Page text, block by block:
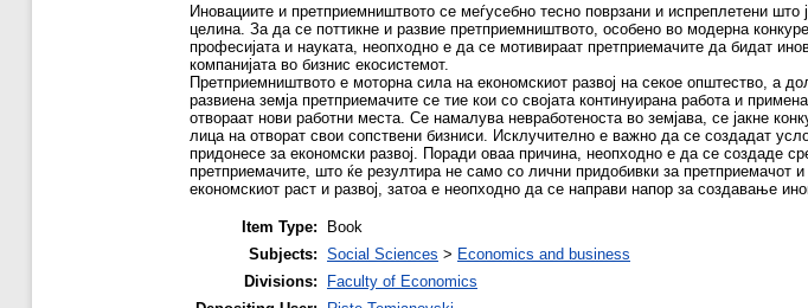
Иновациите и претприемништвото се меѓусебно тесно поврзани и испреплетени што
целина. За да се поттикне и развие претприемништвото, особено во модерна
професијата и науката, неопходно е да се мотивираат претприемачите да бидат
компанијата во бизнис екосистемот.
Претприемништвото е моторна сила на економскиот развој на секое општество, а
развиена земја претприемачите се тие кои со својата континуирана работа и
отвораат нови работни места. Се намалува невработеноста во земјава, се јакне
лица на отворат свои сопствени бизниси. Исклучително е важно да се создадат
придонесе за економски развој. Поради оваа причина, неопходно е да се создаде
претприемачите, што ќе резултира не само со лични придобивки за претприемачот
економскиот раст и развој, затоа е неопходно да се направи напор за создавање
Item Type:
Book
Subjects: Social Sciences > Economics and business
Divisions:
Faculty of Economics